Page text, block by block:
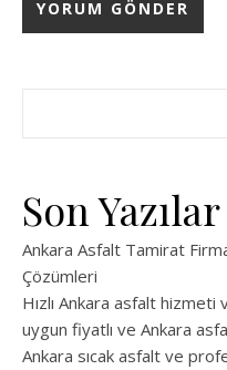
Son Yazılar
Ankara Asfalt Tamirat
Çözümleri
Hızlı Ankara asfalt hizmeti
uygun fiyatlı ve Ankara
Ankara sıcak asfalt ve